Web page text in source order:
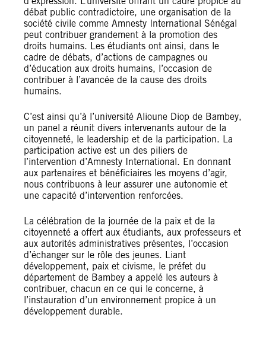
débat public contradictoire, une organisation de la
société civile comme Amnesty International Sénégal
peut contribuer grandement à la promotion des
droits humains. Les étudiants ont ainsi, dans le
cadre de débats, d’actions de campagnes ou
d’éducation aux droits humains, l’occasion de
contribuer à l’avancée de la cause des droits
humains.
C’est ainsi qu’à l’université Alioune Diop de Bambey,
un panel a réunit divers intervenants autour de la
citoyenneté, le leadership et de la participation. La
participation active est un des piliers de
l’intervention d’Amnesty International. En donnant
aux partenaires et bénéficiaires les moyens d’agir,
nous contribuons à leur assurer une autonomie et
une capacité d’intervention renforcées.
La célébration de la journée de la paix et de la
citoyenneté a offert aux étudiants, aux professeurs et
aux autorités administratives présentes, l’occasion
d’échanger sur le rôle des jeunes. Liant
développement, paix et civisme, le préfet du
département de Bambey a appelé les auteurs à
contribuer, chacun en ce qui le concerne, à
l’instauration d’un environnement propice à un
développement durable.